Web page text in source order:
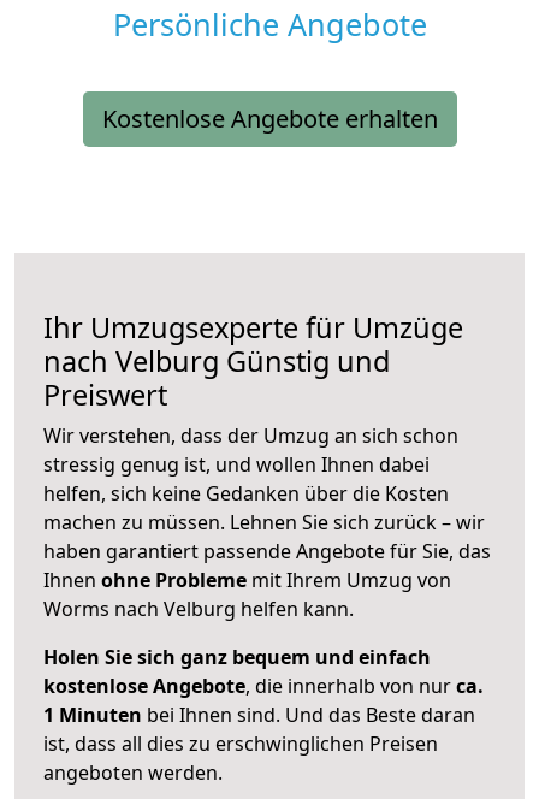
Persönliche Angebote
Kostenlose Angebote erhalten
Ihr Umzugsexperte für Umzüge
nach Velburg Günstig und
Preiswert
Wir verstehen, dass der Umzug an sich schon
stressig genug ist, und wollen Ihnen dabei
helfen, sich keine Gedanken über die Kosten
machen zu müssen. Lehnen Sie sich zurück – wir
haben garantiert passende Angebote für Sie, das
Ihnen ohne Probleme mit Ihrem Umzug von
Worms nach Velburg helfen kann.
Holen Sie sich ganz bequem und einfach
kostenlose Angebote, die innerhalb von nurca.
1 Minuten bei Ihnen sind. Und das Beste daran
ist, dass all dies zu erschwinglichen Preisen
angeboten werden.